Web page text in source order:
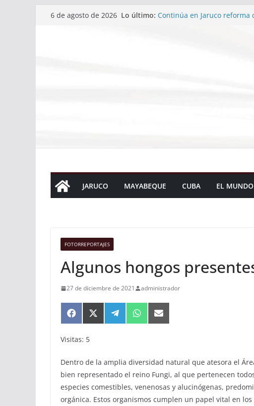
Saltar6 de agosto de 2026 Lo último: Temporada 2. Episodio 1
Cuba conquista su
Santo Domingo 2026… y
JARUCO MAYABEQUE CUBA EL MUNDO
FOTORREPORTAJES
Algunos hongos
27 de diciembre de 2021 administrador
Compartir
en
Compartir
en
Compartir
en
Compartir
en
Compartir
en
Visitas: 5
Dentro de la amplia diversidad natural que atesora el
bien representado el reino Fungi, al que pertenecen
especies comestibles, venenosas y alucinógenas,
orgánica. Estos organismos cumplen un papel vital en